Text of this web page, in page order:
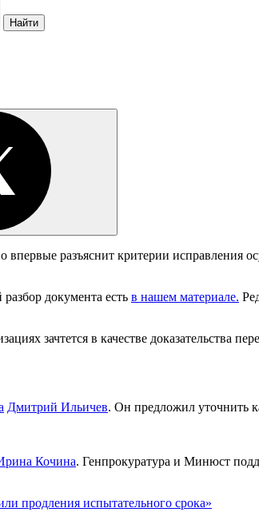
Найти
разъяснит критерии исправления
документа есть в нашем материале.
зачтется в качестве доказательства
Дмитрий Ильичев. Он предложил уточнить
Кочина. Генпрокуратура и Минюст
продления испытательного срока»